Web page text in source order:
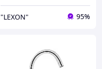
"LEXON" 95%